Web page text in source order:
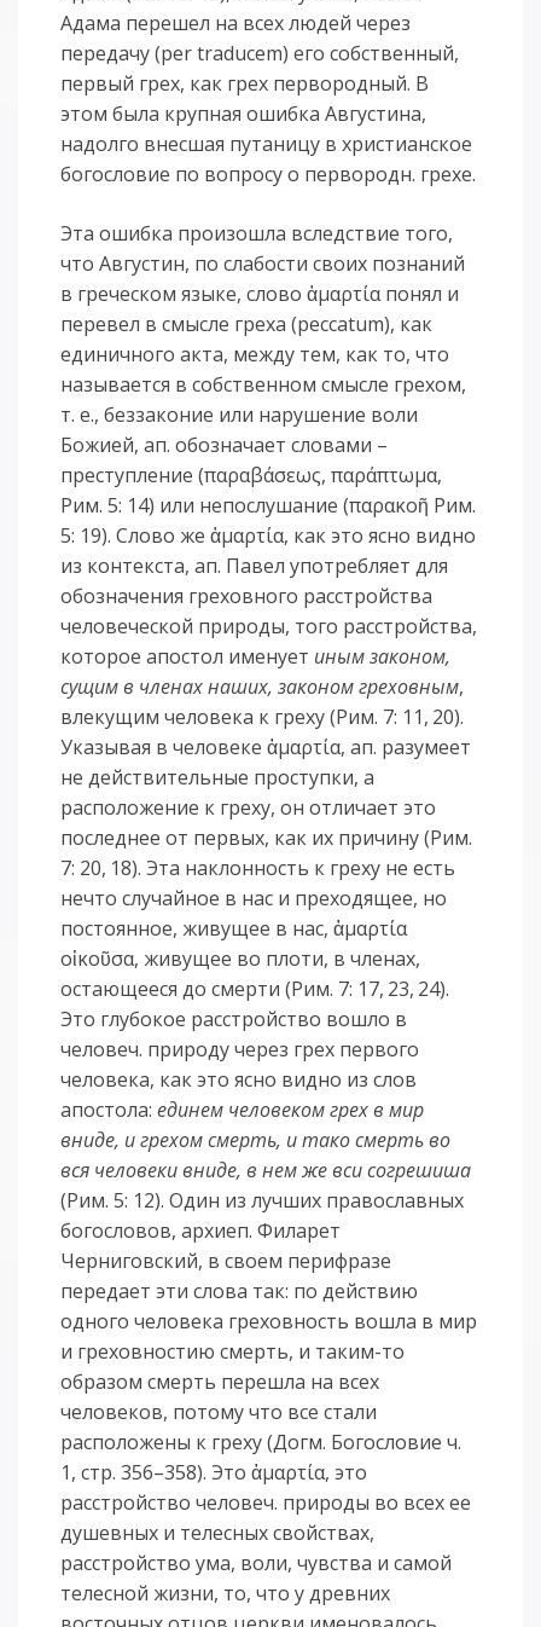
Адама перешел на всех людей через
передачу (per traducem) его собственный,
первый грех, как грех первородный. В
этом была крупная ошибка Августина,
надолго внесшая путаницу в христианское
богословие по вопросу о первородн. грехе.
Эта ошибка произошла вследствие того,
что Августин, по слабости своих познаний
в греческом языке, слово ἁμαρτία понял и
перевел в смысле греха (peccatum), как
единичного акта, между тем, как то, что
называется в собственном смысле грехом,
т. е., беззаконие или нарушение воли
Божией, ап. обозначает словами –
преступление (παραβάσεως, παράπτωμα,
Рим. 5: 14) или непослушание (παρακοῆ Рим.
5: 19). Слово же ἁμαρτία, как это ясно видно
из контекста, ап. Павел употребляет для
обозначения греховного расстройства
человеческой природы, того расстройства,
которое апостол именует иным законом,
сущим в членах наших, законом греховным,
влекущим человека к греху (Рим. 7: 11, 20).
Указывая в человеке ἁμαρτία, ап. разумеет
не действительные проступки, а
расположение к греху, он отличает это
последнее от первых, как их причину (Рим.
7: 20, 18). Эта наклонность к греху не есть
нечто случайное в нас и преходящее, но
постоянное, живущее в нас, ἁμαρτία
οἰκοῦσα, живущее во плоти, в членах,
остающееся до смерти (Рим. 7: 17, 23, 24).
Это глубокое расстройство вошло в
человеч. природу через грех первого
человека, как это ясно видно из слов
апостола:единем человеком грех в мир
вниде, и грехом смерть, и тако смерть во
вся человеки вниде, в нем же вси согрешиша
(Рим. 5: 12). Один из лучших православных
богословов, архиеп. Филарет
Черниговский, в своем перифразе
передает эти слова так: по действию
одного человека греховность вошла в мир
и греховностию смерть, и таким-то
образом смерть перешла на всех
человеков, потому что все стали
расположены к греху (Догм. Богословие ч.
1, стр. 356–358). Это ἁμαρτία, это
расстройство человеч. природы во всех ее
душевных и телесных свойствах,
расстройство ума, воли, чувства и самой
телесной жизни, то, что у древних